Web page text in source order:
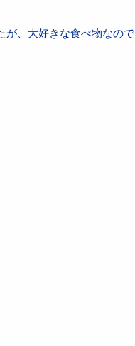
が、大好きな食べ物なので